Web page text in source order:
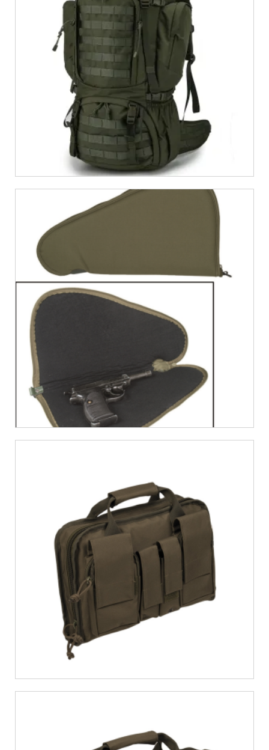
€899,00
€9,99
16,62